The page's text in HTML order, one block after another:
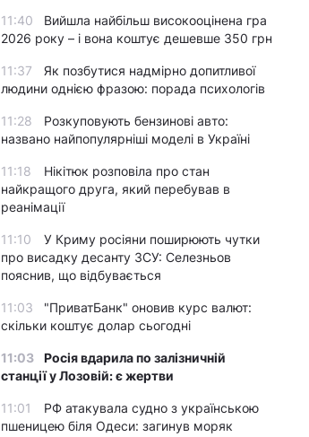
11:40
Вийшла найбільш високооцінена гра
2026 року – і вона коштує дешевше 350 грн
11:37
Як позбутися надмірно допитливої
людини однією фразою: порада психологів
11:28
Розкуповують бензинові авто:
названо найпопулярніші моделі в Україні
11:18
Нікітюк розповіла про стан
найкращого друга, який перебував в
реанімації
11:10
У Криму росіяни поширюють чутки
про висадку десанту ЗСУ: Селезньов
пояснив, що відбувається
11:03
"ПриватБанк" оновив курс валют:
скільки коштує долар сьогодні
11:03
Росія вдарила по залізничній
станції у Лозовій: є жертви
11:01
РФ атакувала судно з українською
пшеницею біля Одеси: загинув моряк